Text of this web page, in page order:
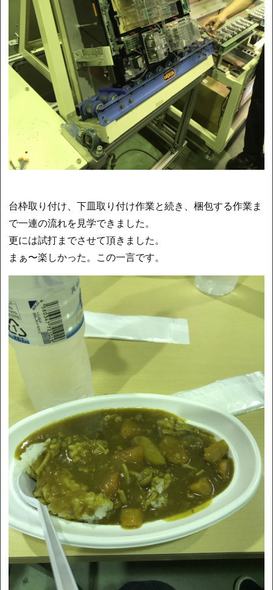
台枠取り付け、下皿取り付け作業と続き、梱包する作業ま
で一連の流れを見学できました。
更には試打までさせて頂きました。
まぁ〜楽しかった。この一言です。